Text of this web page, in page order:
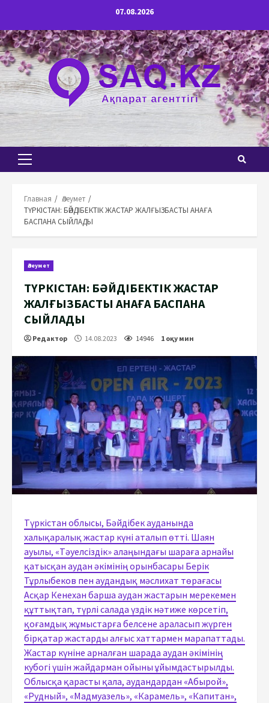
содержимому
07.08.2026
Основное
Главная
Әлеумет
ТҮРКІСТАН: БӘЙДІБЕКТІК ЖАСТАР ЖАЛҒЫЗБАСТЫ АНАҒА
БАСПАНА СЫЙЛАДЫ
Әлеумет
ТҮРКІСТАН: БӘЙДІБЕКТІК ЖАСТАР
ЖАЛҒЫЗБАСТЫ АНАҒА БАСПАНА
СЫЙЛАДЫ
Редактор 14.08.2023 14946 1 оқу мин
Түркістан облысы, Бәйдібек ауданында
халықаралық жастар күні аталып өтті. Шаян
ауылы, «Тәуелсіздік» алаңындағы шараға арнайы
қатысқан аудан әкімінің орынбасары Берік
Тұрлыбеков пен аудандық мәслихат төрағасы
Асқар Кенехан барша аудан жастарын мерекемен
құттықтап, түрлі салада үздік нәтиже көрсетіп,
қоғамдық жұмыстарға белсене араласып жүрген
бірқатар жастарды алғыс хаттармен марапаттады.
Жастар күніне арналған шарада аудан әкімінің
кубогі үшін жайдарман ойыны ұйымдастырылды.
Облысқа қарасты қала, аудандардан «Абырой»,
«Рудный», «Мадмуазель», «Карамель», «Капитан»,